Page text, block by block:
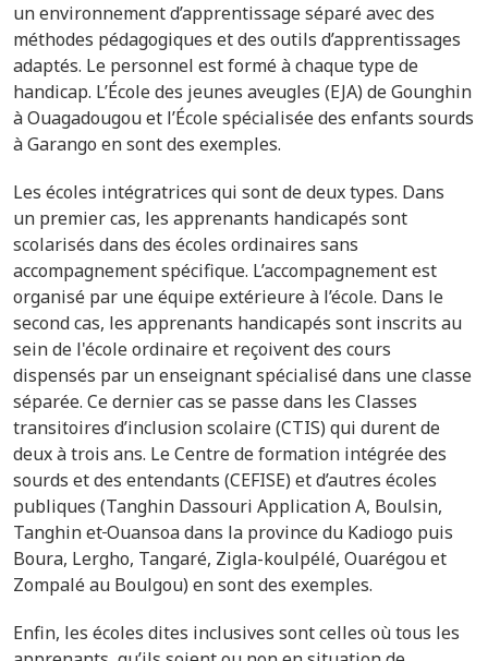
un environnement d’apprentissage séparé avec des
méthodes pédagogiques et des outils d’apprentissages
adaptés. Le personnel est formé à chaque type de
handicap. L’École des jeunes aveugles (EJA) de Gounghin
à Ouagadougou et l’École spécialisée des enfants sourds
à Garango en sont des exemples.
Les écoles intégratrices qui sont de deux types. Dans
un premier cas, les apprenants handicapés sont
scolarisés dans des écoles ordinaires sans
accompagnement spécifique. L’accompagnement est
organisé par une équipe extérieure à l’école. Dans le
second cas, les apprenants handicapés sont inscrits au
sein de l'école ordinaire et reçoivent des cours
dispensés par un enseignant spécialisé dans une classe
séparée. Ce dernier cas se passe dans les Classes
transitoires d’inclusion scolaire (CTIS) qui durent de
deux à trois ans. Le Centre de formation intégrée des
sourds et des entendants (CEFISE) et d’autres écoles
publiques (Tanghin Dassouri Application A, Boulsin,
Tanghin etOuansoa dans la province du Kadiogo puis
Boura, Lergho, Tangaré, Zigla-koulpélé, Ouarégou et
Zompalé au Boulgou) en sont des exemples.
Enfin, les écoles dites inclusives sont celles où tous les